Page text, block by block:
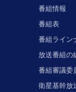
番組情報
番組表
番組ライン
放送番組の
番組審議委
衛星基幹放